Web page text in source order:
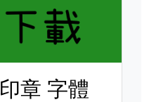
印章 字體